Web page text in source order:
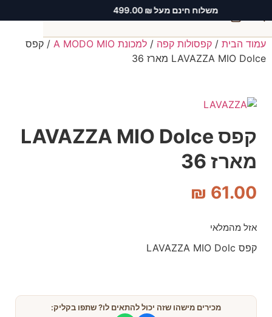
משלוח חינם מעל ₪ 499.00
עמוד הבית / קפסולות קפה / למכונת A MODO MIO
/ קפס
LAVAZZA MIO Dolce מארז 36
קפס LAVAZZA MIO Dolce
מארז 36
₪ 61.00
אזל מהמלאי
קפס LAVAZZA MIO Dolc
מכירים מישהו שזה יכול להתאים לו? שתפו בקליק: